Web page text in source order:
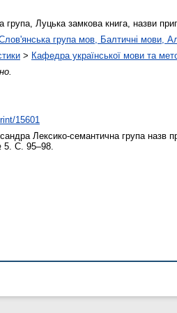
група, Луцька замкова книга, назви
група мов, Балтичні мови,
> Кафедра української мови та
15601
Лексико-семантична група назв
С. 95–98.